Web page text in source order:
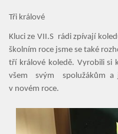
ZŠ a MŠ při
Školní družina
Fotogalerie
Tři králové
Kluci ze VII.S rádi zpívají
školním roce jsme se také
tří králové koledě. Vyrobili si
všem svým spolužákům a
v novém roce.